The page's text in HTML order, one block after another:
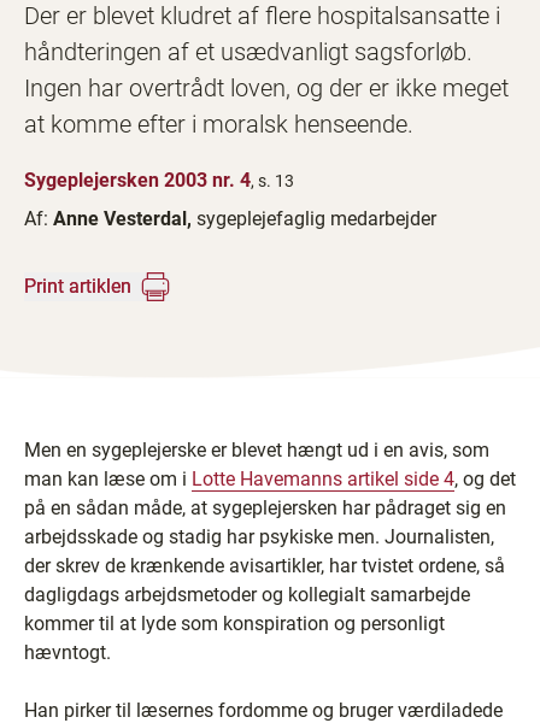
Der er blevet kludret af flere hospitalsansatte i
håndteringen af et usædvanligt sagsforløb.
Ingen har overtrådt loven, og der er ikke meget
at komme efter i moralsk henseende.
Sygeplejersken 2003 nr. 4, s. 13
Af: Anne Vesterdal, sygeplejefaglig medarbejder
Print artiklen
Men en sygeplejerske er blevet hængt ud i en avis, som
man kan læse om i Lotte Havemanns artikel side 4, og det
på en sådan måde, at sygeplejersken har pådraget sig en
arbejdsskade og stadig har psykiske men. Journalisten,
der skrev de krænkende avisartikler, har tvistet ordene, så
dagligdags arbejdsmetoder og kollegialt samarbejde
kommer til at lyde som konspiration og personligt
hævntogt.
Han pirker til læsernes fordomme og bruger værdiladede